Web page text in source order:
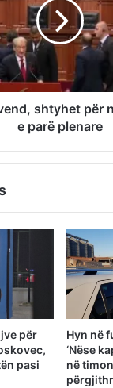
shtyhet për
e parë plenare
për
pasi
Hyn në
‘Nëse
në